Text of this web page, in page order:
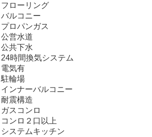
フローリング
バルコニー
プロパンガス
公営水道
公共下水
24時間換気システム
電気有
駐輪場
インナーバルコニー
耐震構造
ガスコンロ
コンロ２口以上
システムキッチン